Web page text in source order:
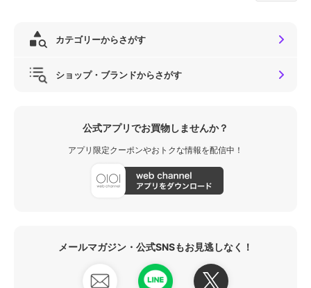
カテゴリーからさがす
ショップ・ブランドからさがす
公式アプリでお買物しませんか？
アプリ限定クーポンやおトクな情報を配信中！
メールマガジン・公式SNSもお見逃しなく！